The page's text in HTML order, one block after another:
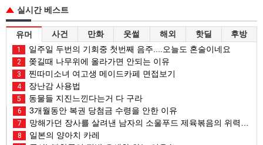
실시간 베스트
유머 사건 만화 웃썰 해외 핫딜 후방
1 일주일 두번의 기회중 첫번째 음주....오늘도 혼술이네요
2 쫒길때 나무위에 올라가면 안되는 이유
3 찐따미소녀 여고생 메이드카페 면접보기
4 장난감 사용법
5 동물들 지진느낀다는거 다 구라
6 3개월동안 복권 당첨금 수령을 안한 이유
7 망해가던 장사를 살려낸 남자의 소울푸드 제육볶음의 위력 ㅋㅋ
8 일본의 양아치 카레